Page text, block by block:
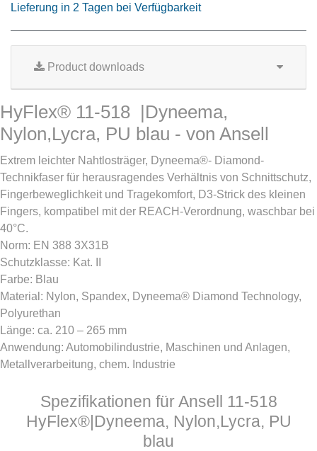
Lieferung in 2 Tagen bei Verfügbarkeit
Product downloads
HyFlex® 11-518 |Dyneema,
Nylon,Lycra, PU blau - von Ansell
Extrem leichter Nahtlosträger, Dyneema®- Diamond-
Technikfaser für herausragendes Verhältnis von Schnittschutz,
Fingerbeweglichkeit und Tragekomfort, D3-Strick des kleinen
Fingers, kompatibel mit der REACH-Verordnung, waschbar bei
40°C.
Norm: EN 388 3X31B
Schutzklasse: Kat. II
Farbe: Blau
Material: Nylon, Spandex, Dyneema® Diamond Technology,
Polyurethan
Länge: ca. 210 – 265 mm
Anwendung: Automobilindustrie, Maschinen und Anlagen,
Metallverarbeitung, chem. Industrie
Spezifikationen für Ansell 11-518
HyFlex®|Dyneema, Nylon,Lycra, PU
blau